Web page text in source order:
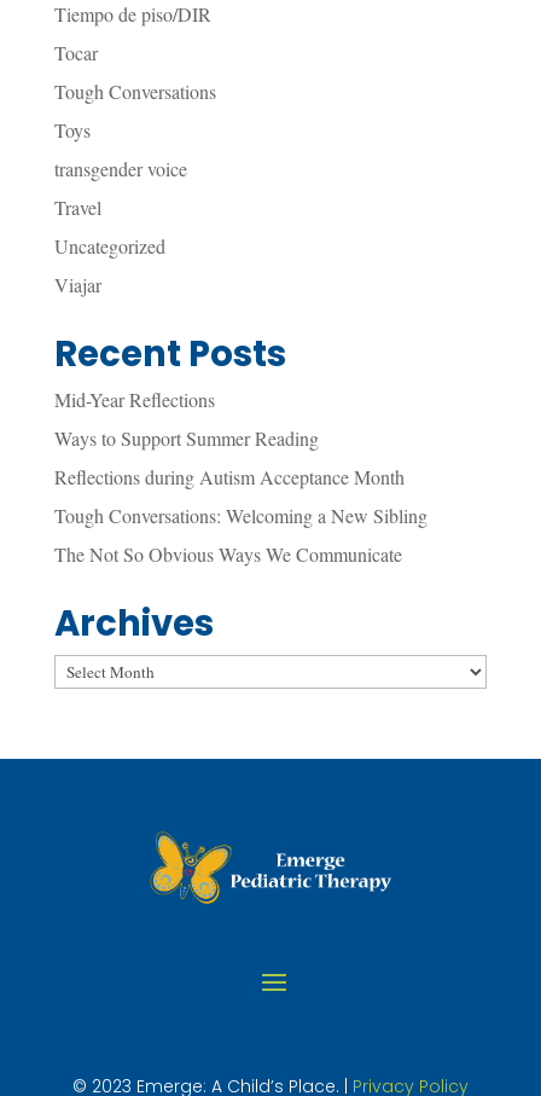
Tiempo de piso/DIR
Tocar
Tough Conversations
Toys
transgender voice
Travel
Uncategorized
Viajar
Recent Posts
Mid-Year Reflections
Ways to Support Summer Reading
Reflections during Autism Acceptance Month
Tough Conversations: Welcoming a New Sibling
The Not So Obvious Ways We Communicate
Archives
Archives
© 2023 Emerge: A Child’s Place. | Privacy Policy